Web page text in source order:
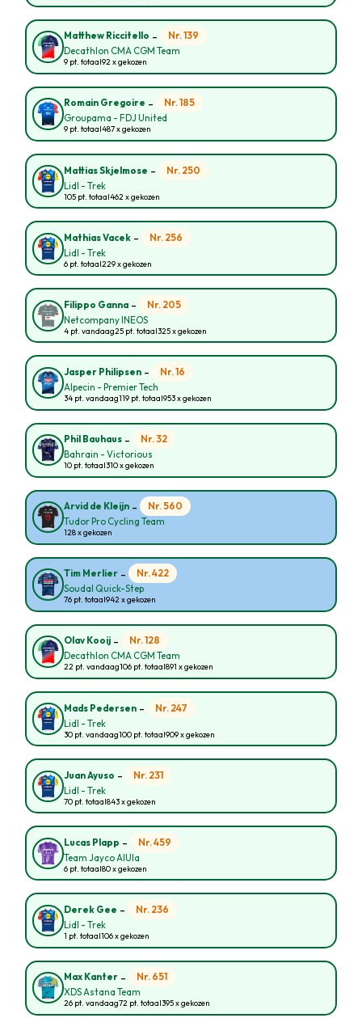
Matthew Riccitello - Nr. 139
Decathlon CMA CGM Team
9 pt. totaal92 x gekozen
Romain Gregoire - Nr. 185
Groupama - FDJ United
9 pt. totaal487 x gekozen
Mattias Skjelmose - Nr. 250
Lidl - Trek
105 pt. totaal462 x gekozen
Mathias Vacek - Nr. 256
Lidl - Trek
6 pt. totaal229 x gekozen
Filippo Ganna - Nr. 205
Netcompany INEOS
4 pt. vandaag25 pt. totaal325 x gekozen
Jasper Philipsen - Nr. 16
Alpecin - Premier Tech
34 pt. vandaag119 pt. totaal953 x gekozen
Phil Bauhaus - Nr. 32
Bahrain - Victorious
10 pt. totaal310 x gekozen
Arvid de Kleijn - Nr. 560
Tudor Pro Cycling Team
128 x gekozen
Tim Merlier - Nr. 422
Soudal Quick-Step
76 pt. totaal942 x gekozen
Olav Kooij - Nr. 128
Decathlon CMA CGM Team
22 pt. vandaag106 pt. totaal891 x gekozen
Mads Pedersen - Nr. 247
Lidl - Trek
30 pt. vandaag100 pt. totaal909 x gekozen
Juan Ayuso - Nr. 231
Lidl - Trek
70 pt. totaal843 x gekozen
Lucas Plapp - Nr. 459
Team Jayco AlUla
6 pt. totaal80 x gekozen
Derek Gee - Nr. 236
Lidl - Trek
1 pt. totaal106 x gekozen
Max Kanter - Nr. 651
XDS Astana Team
26 pt. vandaag72 pt. totaal395 x gekozen